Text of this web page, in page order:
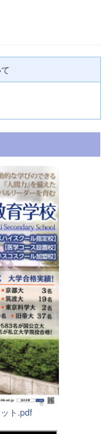
ト.pdf